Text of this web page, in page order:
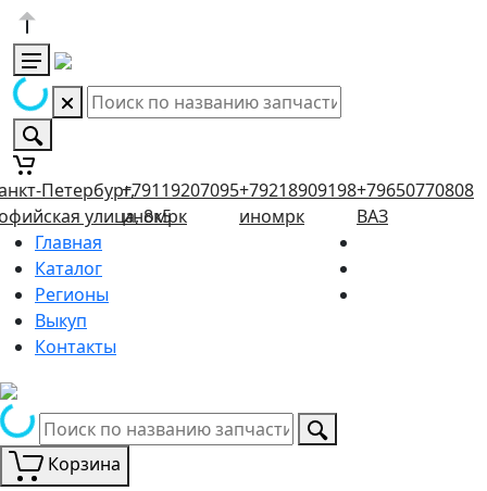
Петербург,
улица, 8к5
+79119207095
иномрк
+79218909198
иномрк
+79650770808
ВАЗ
Главная
Каталог
Регионы
Выкуп
Контакты
Корзина